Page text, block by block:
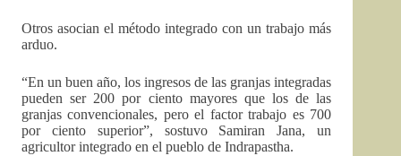
Otros asocian el método integrado con un trabajo más
arduo.
“En un buen año, los ingresos de las granjas integradas
pueden ser 200 por ciento mayores que los de las
granjas convencionales, pero el factor trabajo es 700
por ciento superior”, sostuvo Samiran Jana, un
agricultor integrado en el pueblo de Indrapastha.